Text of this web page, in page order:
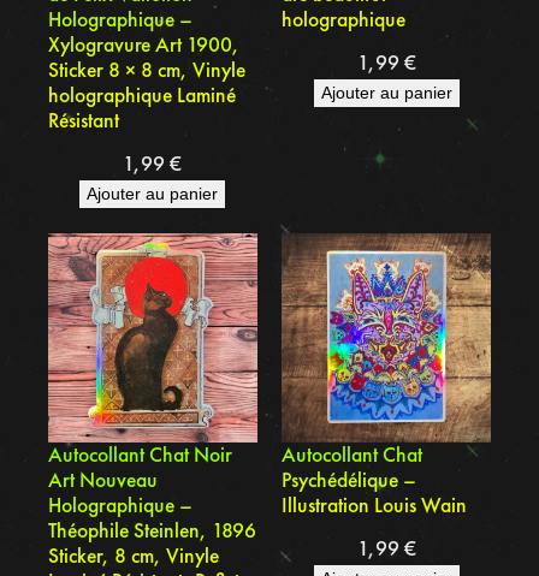
Holographique –
Xylogravure Art 1900,
Sticker 8 × 8 cm, Vinyle
holographique Laminé
Résistant
1,99€
Ajouter au panier
holographique
1,99 €
Ajouter au panier
Autocollant Chat Noir
Art Nouveau
Holographique –
Théophile Steinlen, 1896
Sticker, 8 cm, Vinyle
Autocollant Chat
Psychédélique –
Illustration Louis Wain
1,99 €